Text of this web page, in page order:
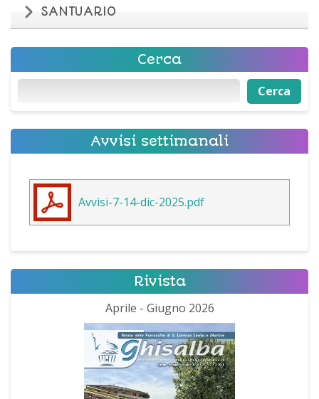
SANTUARIO
Cerca
Cerca Cerca
Avvisi settimanali
Avvisi-7-14-dic-2025.pdf
Rivista
Aprile - Giugno 2026